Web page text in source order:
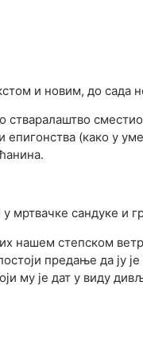
и новим, до сада
(како у
мртвачке сандуке и
нашем степском
предање да ју је
му је дат у виду